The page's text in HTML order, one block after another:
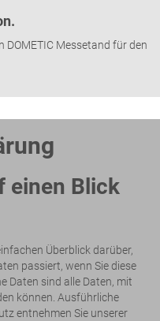
Messetand für den
einen Blick
Überblick darüber,
passiert, wenn Sie diese
Daten sind alle Daten, mit
können. Ausführliche
entnehmen Sie unserer